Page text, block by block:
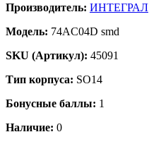
Производитель: ИНТЕГРАЛ
Модель: 74AC04D smd
SKU (Артикул): 45091
Тип корпуса: SO14
Бонусные баллы: 1
Наличие: 0